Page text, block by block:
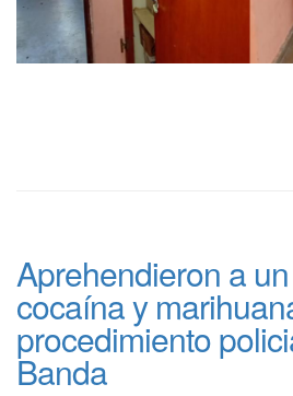
Aprehendieron a
cocaína y
procedimiento
Banda